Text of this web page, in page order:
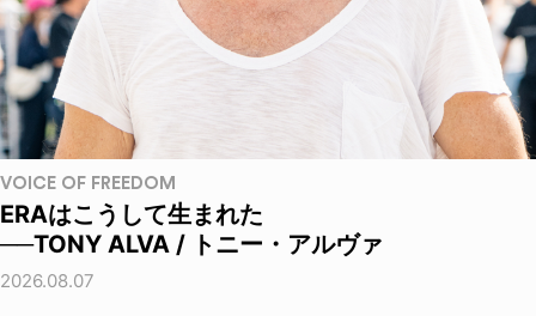
VOICE OF FREEDOM
ERAはこうして生まれた
──TONY ALVA / トニー・アルヴァ
2026.08.07